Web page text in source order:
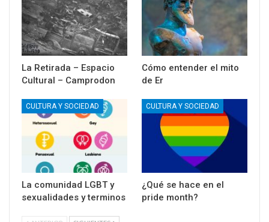
La Retirada – Espacio
Cultural – Camprodon
Cómo entender el mito
de Er
CULTURA Y SOCIEDAD
La comunidad LGBT y
sexualidades y terminos
CULTURA Y SOCIEDAD
¿Qué se hace en el
pride month?